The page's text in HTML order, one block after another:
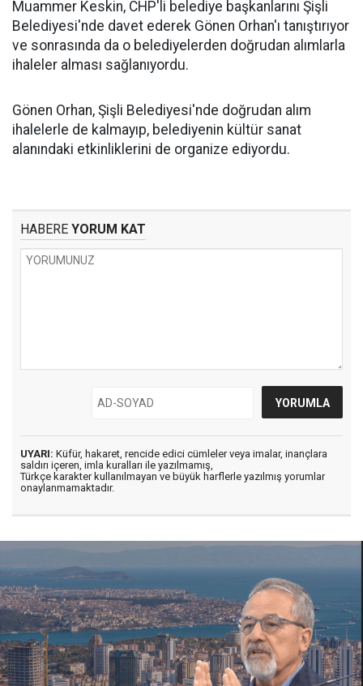
Muammer Keskin, CHP'li belediye başkanlarını Şişli
Belediyesi'nde davet ederek Gönen Orhan'ı tanıştırıyor
ve sonrasında da o belediyelerden doğrudan alımlarla
ihaleler alması sağlanıyordu.
Gönen Orhan, Şişli Belediyesi'nde doğrudan alım
ihalelerle de kalmayıp, belediyenin kültür sanat
alanındaki etkinliklerini de organize ediyordu.
HABERE YORUM KAT
UYARI: Küfür, hakaret, rencide edici cümleler veya imalar, inançlara
saldırı içeren, imla kuralları ile yazılmamış,
Türkçe karakter kullanılmayan ve büyük harflerle yazılmış yorumlar
onaylanmamaktadır.